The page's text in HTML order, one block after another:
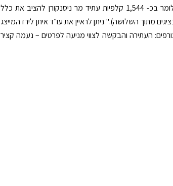
נציגים בכל אחת מהקלפיות (כלומר בכ- 1,544 קלפיות עתיד מר ניסנקורן להציב את כלל
מתוך השלושה)." ניתן לראיין את עו״ד איתן לירז המייצג
: 054-4321144 מצורפים: העתירה והבקשה לצווי מניעה לפרטים – נעמה קציר